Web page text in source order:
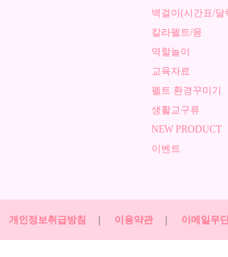
벽걸이(시간표/달
칼라펠트/융
역할놀이
교육자료
펠트 환경꾸미기
생활교구류
NEW PRODUCT
이벤트
개인정보취급방침 이용약관 이메일무